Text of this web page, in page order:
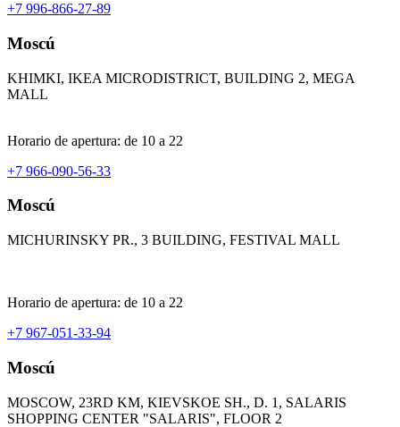
+7 996-866-27-89
Moscú
KHIMKI, IKEA MICRODISTRICT, BUILDING 2, MEGA
MALL
Horario de apertura: de 10 a 22
+7 966-090-56-33
Moscú
MICHURINSKY PR., 3 BUILDING, FESTIVAL MALL
Horario de apertura: de 10 a 22
+7 967-051-33-94
Moscú
MOSCOW, 23RD KM, KIEVSKOE SH., D. 1, SALARIS
SHOPPING CENTER "SALARIS", FLOOR 2